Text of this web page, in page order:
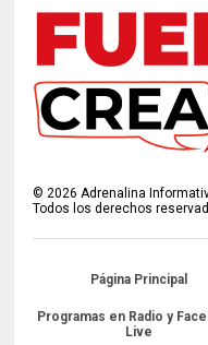
©2026 Adrenalina
Todos los derechos
Página Principal
Programas en Radio y
Live